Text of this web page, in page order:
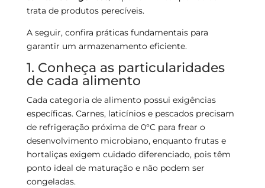
trata de produtos perecíveis.
A seguir, confira práticas fundamentais para
garantir um armazenamento eficiente.
1. Conheça as particularidades
de cada alimento
Cada categoria de alimento possui exigências
específicas. Carnes, laticínios e pescados precisam
de refrigeração próxima de 0°C para frear o
desenvolvimento microbiano, enquanto frutas e
hortaliças exigem cuidado diferenciado, pois têm
ponto ideal de maturação e não podem ser
congeladas.